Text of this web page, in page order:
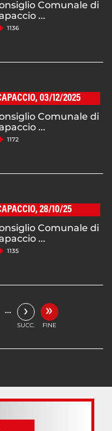
Comunale di
...
1136
03/12/2025
Comunale di
...
1172
28/10/25
Comunale di
...
1135
… ›
SUCC.
»
FINE